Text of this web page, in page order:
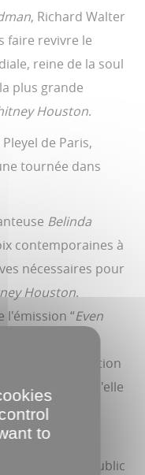
, Richard Walter
faire revivre le
reine de la soul
plus grande
Houston.
de Paris,
tournée dans
Belinda
contemporaines à
nécessaires pour
Houston.
“Even
BBC, animée par
une interprétation
Love You
” qu'elle
de Fox TV,
à jamais le public
to